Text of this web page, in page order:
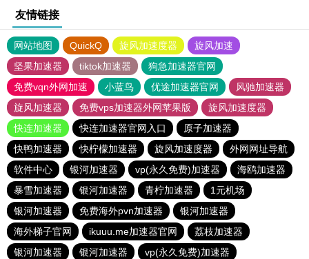
友情链接
网站地图 QuickQ 旋风加速度器
旋风加速
坚果加速器
tiktok加速器
狗急加速器官网
免费vqn外网加速
小蓝鸟 优途加速器官网
风驰加速器
旋风加速器
免费vps加速器外网苹果版
旋风加速度器
快连加速器
快连加速器官网入口
原子加速器
快鸭加速器
快柠檬加速器 旋风加速度器
外网网址导航
软件中心
银河加速器 vp(永久免费)加速器
海鸥加速器
暴雪加速器
银河加速器 青柠加速器
1元机场
银河加速器
免费海外pvn加速器
银河加速器
海外梯子官网
ikuuu.me加速器官网
荔枝加速器
银河加速器
银河加速器 vp(永久免费)加速器